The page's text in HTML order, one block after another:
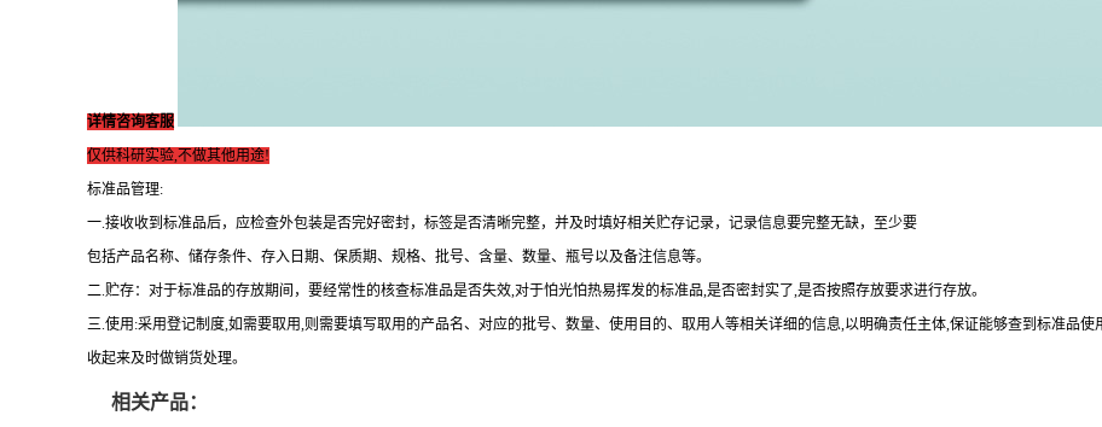
详情咨询客服
仅供科研实验,不做其他用途!
标准品管理:
一.接收收到标准品后，应检查外包装是否完好密封，标签是否清晰完整，并及时填好相关贮存记录，记录信息要完整无缺，至少要
包括产品名称、储存条件、存入日期、保质期、规格、批号、含量、数量、瓶号以及备注信息等。
二.贮存：对于标准品的存放期间，要经常性的核查标准品是否失效,对于怕光怕热易挥发的标准品,是否密封实了,是否按照存放要求进行存放。
三.使用:采用登记制度,如需要取用,则需要填写取用的产品名、对应的批号、数量、使用目的、取用人等相关详细的信息,以明确责任主体,保证能够查到标准品
收起来及时做销货处理。
相关产品：